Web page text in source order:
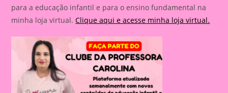
para a educação infantil e para o ensino fundamental na
minha loja virtual.Clique aqui e acesse minha loja virtual.